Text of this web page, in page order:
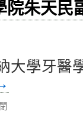
朱天民
大學牙醫